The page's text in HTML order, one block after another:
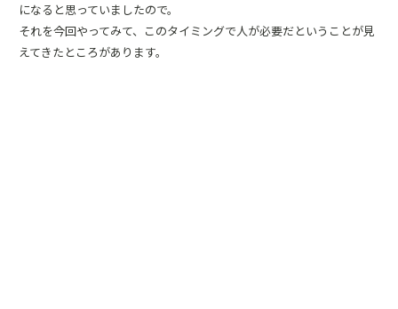
になると思っていましたので。
それを今回やってみて、このタイミングで人が必要だということが見
えてきたところがあります。